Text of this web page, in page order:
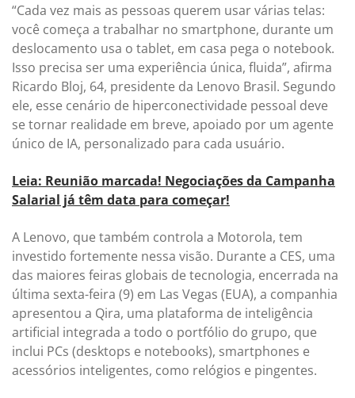
“Cada vez mais as pessoas querem usar várias telas:
você começa a trabalhar no smartphone, durante um
deslocamento usa o tablet, em casa pega o notebook.
Isso precisa ser uma experiência única, fluida”, afirma
Ricardo Bloj, 64, presidente da Lenovo Brasil. Segundo
ele, esse cenário de hiperconectividade pessoal deve
se tornar realidade em breve, apoiado por um agente
único de IA, personalizado para cada usuário.
Leia: Reunião marcada! Negociações da Campanha
Salarial já têm data para começar!
A Lenovo, que também controla a Motorola, tem
investido fortemente nessa visão. Durante a CES, uma
das maiores feiras globais de tecnologia, encerrada na
última sexta-feira (9) em Las Vegas (EUA), a companhia
apresentou a Qira, uma plataforma de inteligência
artificial integrada a todo o portfólio do grupo, que
inclui PCs (desktops e notebooks), smartphones e
acessórios inteligentes, como relógios e pingentes.